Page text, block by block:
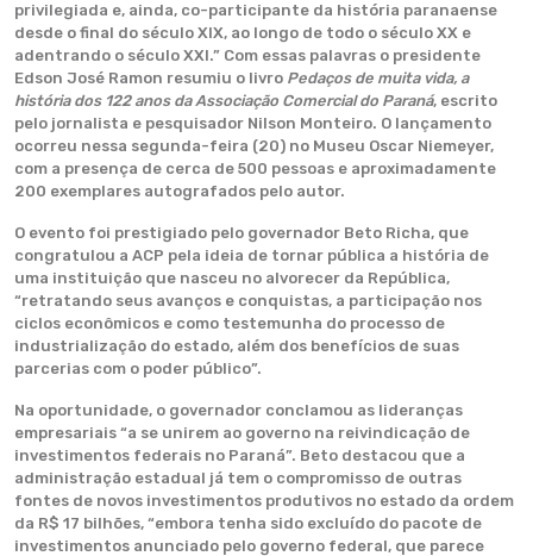
privilegiada e, ainda, co-participante da história paranaense
desde o final do século XIX, ao longo de todo o século XX e
adentrando o século XXI.” Com essas palavras o presidente
Edson José Ramon resumiu o livro Pedaços de muita vida, a
história dos 122 anos da Associação Comercial do Paraná, escrito
pelo jornalista e pesquisador Nilson Monteiro. O lançamento
ocorreu nessa segunda-feira (20) no Museu Oscar Niemeyer,
com a presença de cerca de 500 pessoas e aproximadamente
200 exemplares autografados pelo autor.
O evento foi prestigiado pelo governador Beto Richa, que
congratulou a ACP pela ideia de tornar pública a história de
uma instituição que nasceu no alvorecer da República,
“retratando seus avanços e conquistas, a participação nos
ciclos econômicos e como testemunha do processo de
industrialização do estado, além dos benefícios de suas
parcerias com o poder público”.
Na oportunidade, o governador conclamou as lideranças
empresariais “a se unirem ao governo na reivindicação de
investimentos federais no Paraná”. Beto destacou que a
administração estadual já tem o compromisso de outras
fontes de novos investimentos produtivos no estado da ordem
da R$ 17 bilhões, “embora tenha sido excluído do pacote de
investimentos anunciado pelo governo federal, que parece